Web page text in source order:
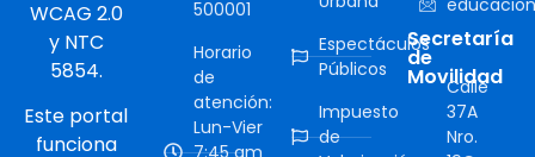
WCAG 2.0
y NTC
5854.
Este portal
funciona
500001
Horario
de
atención:
Lun-Vier
7:45 am
Espectáculos
Públicos
Impuesto
de
Secretaría
de
Movilidad
Calle
37A
Nro.